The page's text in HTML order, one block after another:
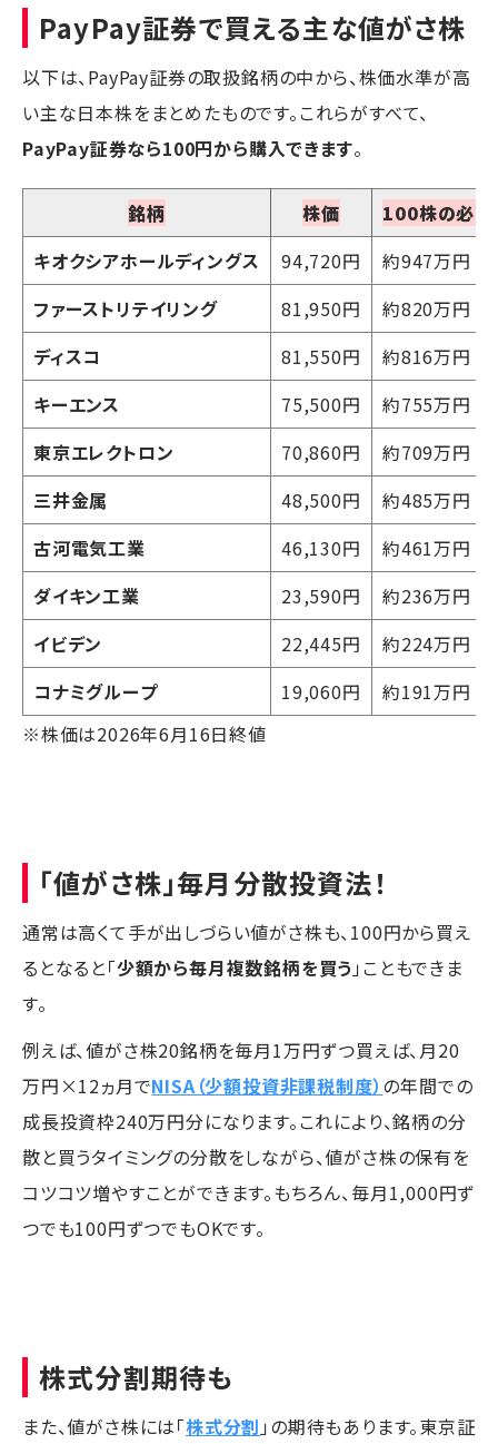
PayPay証券で買える主な値がさ株
以下は、PayPay証券の取扱銘柄の中から、株価水準が高
い主な日本株をまとめたものです。これらがすべて、
PayPay証券なら100円から購入できます。
銘柄 株価
100株の必要
キオクシアホールディングス
94,720円
約947万円
ファーストリテイリング
81,950円
約820万円
ディスコ
81,550円
約816万円
キーエンス
75,500円
約755万円
東京エレクトロン
70,860円
約709万円
三井金属
48,500円
約485万円
古河電気工業
46,130円
約461万円
ダイキン工業
23,590円
約236万円
イビデン
22,445円
約224万円
コナミグループ
19,060円
約191万円
※株価は2026年6月16日終値
「値がさ株」毎月分散投資法！
通常は高くて手が出しづらい値がさ株も、100円から買え
るとなると「少額から毎月複数銘柄を買う 」こともできま
す。
例えば、値がさ株20銘柄を毎月1万円ずつ買えば、月20
万円×12ヵ月でNISA（少額投資非課税制度） の年間での
成長投資枠240万円分になります。これにより、銘柄の分
散と買うタイミングの分散をしながら、値がさ株の保有を
コツコツ増やすことができます。もちろん、毎月1,000円ず
つでも100円ずつでもOKです。
株式分割期待も
また、値がさ株には「株式分割 」の期待もあります。東京証